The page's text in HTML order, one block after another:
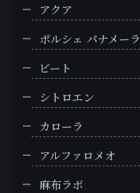
アクア
ポルシェ パナメーラ
ビート
シトロエン
カローラ
アルファロメオ
麻布ラボ